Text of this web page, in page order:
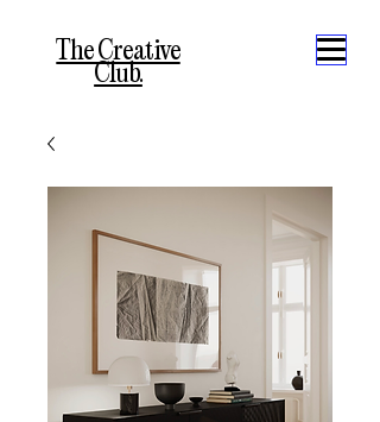
The Creative
Club.